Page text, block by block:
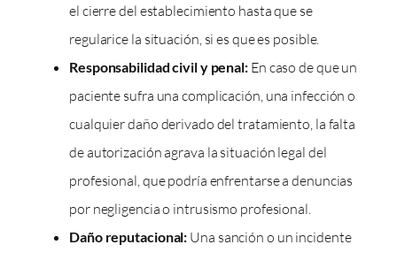
el cierre del establecimiento hasta que se
regularice la situación, si es que es posible.
Responsabilidad civil y penal: En caso de que un
paciente sufra una complicación, una infección o
cualquier daño derivado del tratamiento, la falta
de autorización agrava la situación legal del
profesional, que podría enfrentarse a denuncias
por negligencia o intrusismo profesional.
Daño reputacional: Una sanción o un incidente